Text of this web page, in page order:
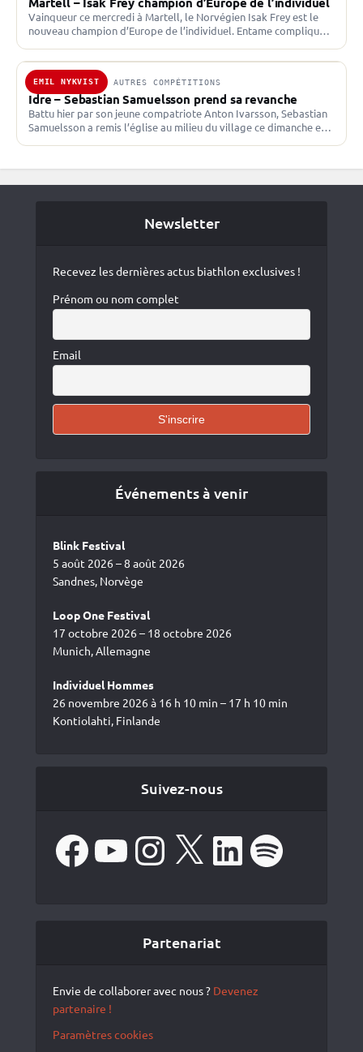
Vainqueur ce mercredi à Martell, le Norvégien Isak Frey est le
nouveau champion d’Europe de l’individuel. Entame compliquée
EMIL NYKVIST
12 NOV. 2023 · AUTRES COMPÉTITIONS
Idre – Sebastian Samuelsson prend sa revanche
Battu hier par son jeune compatriote Anton Ivarsson, Sebastian
Samuelsson a remis l’église au milieu du village ce dimanche en
Newsletter
Recevez les dernières actus biathlon exclusives !
Prénom ou nom complet
Email
Événements à venir
Blink Festival
5 août 2026 – 8 août 2026
Sandnes, Norvège
Loop One Festival
17 octobre 2026 – 18 octobre 2026
Munich, Allemagne
Individuel Hommes
26 novembre 2026 à 16 h 10 min – 17 h 10 min
Kontiolahti, Finlande
Suivez-nous
Facebook Instagram LinkedIn Spotify
Partenariat
Envie de collaborer avec nous ? Devenez
partenaire !
Paramètres cookies